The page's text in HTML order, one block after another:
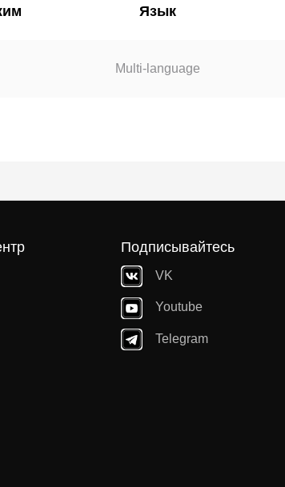
Язык
Multi-language
Подписывайтесь
VK
Youtube
Telegram